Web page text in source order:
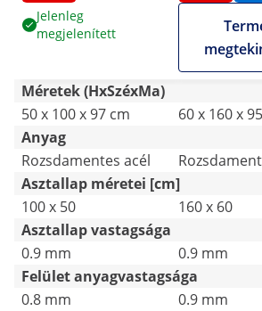
Jelenleg
megjelenített
160 x 60 cm
Méretek (HxSzéxMa)
50 x 100 x 97 cm
60 x 160 x
Anyag
Rozsdamentes acél
Asztallap méretei [cm]
100 x 50
160 x 60
Asztallap vastagsága
0.9 mm
0.9 mm
Felület anyagvastagsága
0.8 mm
0.9 mm